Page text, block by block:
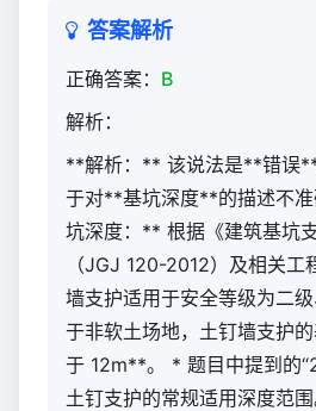
答案解析
正确答案： B
解析：
**解析：** 该说法是**错误
于对**基坑深度**的描述不
坑深度：** 根据《建筑基坑
（JGJ 120-2012）及相关工
墙支护适用于安全等级为二
于非软土场地，土钉墙支护
于 12m**。 * 题目中提到的
土钉支护的常规适用深度范